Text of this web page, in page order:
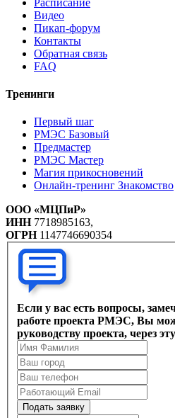
Видео
Пикап-форум
Контакты
Обратная связь
FAQ
Тренинги
Первый шаг
РМЭС Базовый
Предмастер
РМЭС Мастер
Магия прикосновений
Онлайн-тренинг Знакомство
ООО «МЦПиР»
ИНН7718985163,
ОГРН1147746690354
Если у вас есть вопросы,
работе проекта РМЭС, Вы
руководству проекта, через
Подать заявку